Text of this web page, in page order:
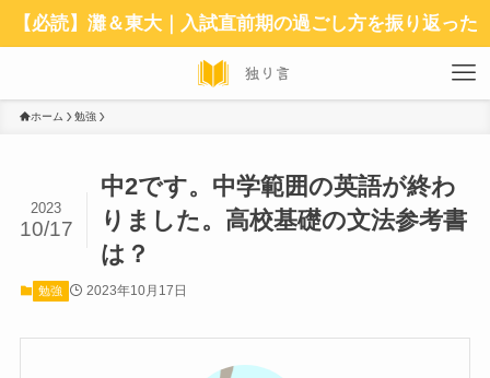
【必読】灘＆東大｜入試直前期の過ごし方を振り返った
ホーム 勉強
中2です。中学範囲の英語が終わ
りました。高校基礎の文法参考書
は？
2023
10/17
勉強 2023年10月17日